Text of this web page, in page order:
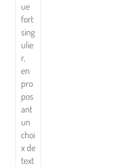
ue
fort
sing
ulie
r,
en
pro
pos
ant
un
choi
x de
text